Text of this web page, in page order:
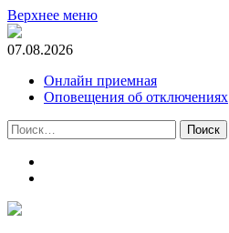
Верхнее меню
07.08.2026
Онлайн приемная
Оповещения об отключениях
Найти: